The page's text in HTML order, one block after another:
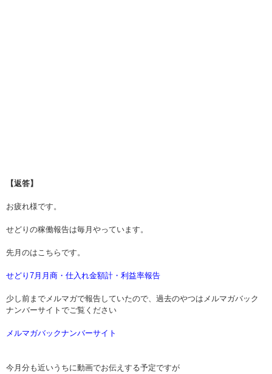
【返答】
お疲れ様です。
せどりの稼働報告は毎月やっています。
先月のはこちらです。
せどり7月月商・仕入れ金額計・利益率報告
少し前までメルマガで報告していたので、過去のやつはメルマガバック
ナンバーサイトでご覧ください
メルマガバックナンバーサイト
今月分も近いうちに動画でお伝えする予定ですが